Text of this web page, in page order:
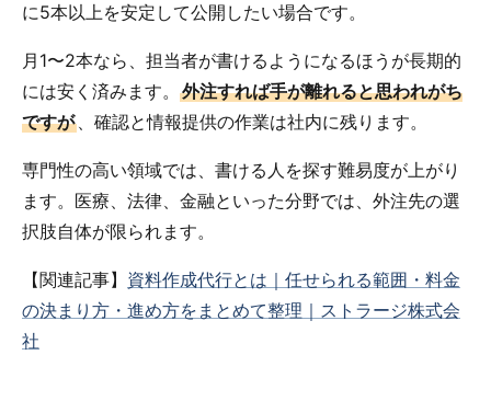
に5本以上を安定して公開したい場合です。
月1〜2本なら、担当者が書けるようになるほうが長期的
には安く済みます。 外注すれば手が離れると思われがち
ですが 、確認と情報提供の作業は社内に残ります。
専門性の高い領域では、書ける人を探す難易度が上がり
ます。医療、法律、金融といった分野では、外注先の選
択肢自体が限られます。
【関連記事】 資料作成代行とは｜任せられる範囲・料金
の決まり方・進め方をまとめて整理｜ストラージ株式会
社